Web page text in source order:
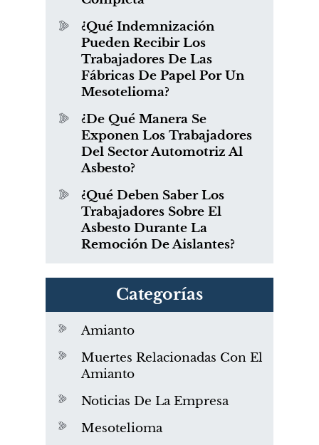
¿Qué Indemnización
Pueden Recibir Los
Trabajadores De Las
Fábricas De Papel Por Un
Mesotelioma?
¿De Qué Manera Se
Exponen Los Trabajadores
Del Sector Automotriz Al
Asbesto?
¿Qué Deben Saber Los
Trabajadores Sobre El
Asbesto Durante La
Remoción De Aislantes?
Categorías
Amianto
Muertes Relacionadas Con El
Amianto
Noticias De La Empresa
Mesotelioma